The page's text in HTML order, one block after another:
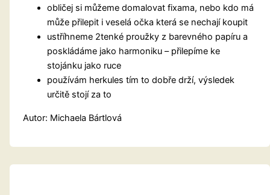
obličej si můžeme domalovat fixama, nebo kdo má
může přilepit i veselá očka která se nechají koupit
ustříhneme 2tenké proužky z barevného papíru a
poskládáme jako harmoniku – přilepíme ke
stojánku jako ruce
používám herkules tím to dobře drží, výsledek
určitě stojí za to
Autor: Michaela Bártlová